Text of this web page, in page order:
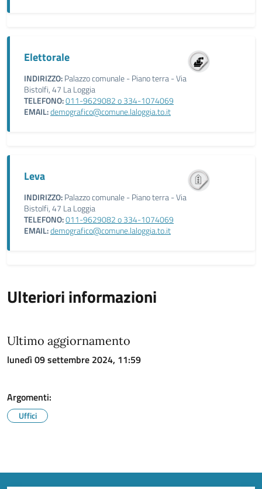
Elettorale
INDIRIZZO:Palazzo comunale - Piano terra - Via
Bistolfi, 47 La Loggia
TELEFONO:011-9629082 o 334-1074069
EMAIL:demografico@comune.laloggia.to.it
Leva
INDIRIZZO:Palazzo comunale - Piano terra - Via
Bistolfi, 47 La Loggia
TELEFONO:011-9629082 o 334-1074069
EMAIL:demografico@comune.laloggia.to.it
Ulteriori informazioni
Ultimo aggiornamento
lunedì 09 settembre 2024, 11:59
Argomenti:
Uffici